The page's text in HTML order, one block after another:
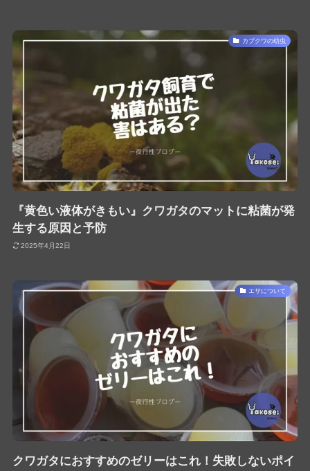
カブクワの幼虫
『黄色い液体がきもい』クワガタのマットに粘菌が発
生する原因と予防
2025年4月22日
エサについて
クワガタにおすすめのゼリーはこれ！失敗しないポイ